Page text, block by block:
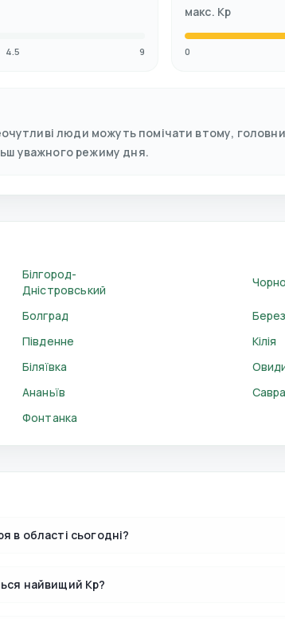
4.5 9
макс. Kp
0
люди можуть помічати втому,
уважного режиму дня.
Білгород-
Дністровський
Болград
Південне
Кілія
Біляївка
Ананьїв
Фонтанка
в області сьогодні?
найвищий Kp?